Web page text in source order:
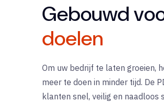
Gebouwd
doelen
Om uw bedrijf te laten groeien,
meer te doen in minder tijd. De
klanten snel, veilig en